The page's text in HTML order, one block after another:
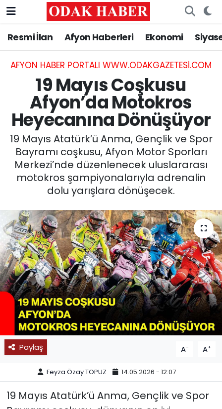
Resmi İlan Afyon Haberleri Ekonomi
AFYON HABER PORTALI WWW.ODAKGAZETESI.COM
19 Mayıs Coşkusu
Afyon’da Motokros
Heyecanına Dönüşüyor
19 Mayıs Atatürk’ü Anma, Gençlik ve Spor
Bayramı coşkusu, Afyon Motor Sporları
Merkezi’nde düzenlenecek uluslararası
motokros şampiyonalarıyla adrenalin
dolu yarışlara dönüşecek.
Paylaş A- A+
Feyza Özay TOPUZ 14.05.2026 - 12:07
19 Mayıs Atatürk’ü Anma, Gençlik ve Spor
AFYONKARAHİSAR HABERLERİ
Resmi İlan
ASAYİŞ
GÜNCEL
SİYASET
EĞİTİM
MAGAZİN
SAĞLIK
SPOR
11:11 MANŞET
Nöbetçi Eczaneler
Hava Durumu
Trafik Durumu
Süper Lig Puan Durumu ve Fikstür
Tüm Manşetler
Son Dakika Haberleri
Haber Arşivi